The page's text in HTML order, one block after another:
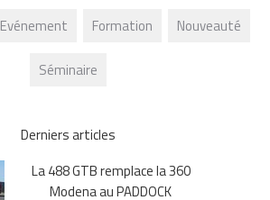
Evénement Formation Nouveauté
Séminaire
Derniers articles
La 488 GTB remplace la 360
Modena au PADDOCK